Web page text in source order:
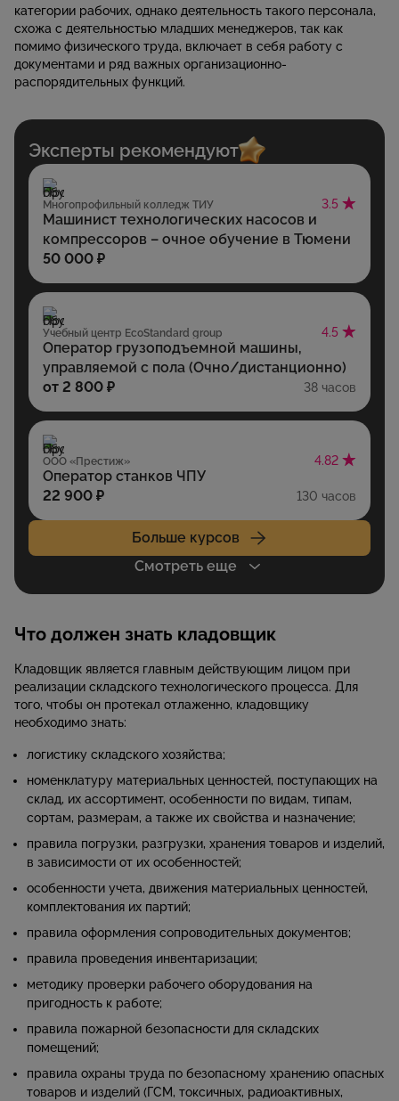
категории рабочих, однако деятельность такого персонала,
схожа с деятельностью младших менеджеров, так как
помимо физического труда, включает в себя работу с
документами и ряд важных организационно-
распорядительных функций.
Эксперты рекомендуют
Многопрофильный колледж ТИУ 3.5
Машинист технологических насосов и
компрессоров – очное обучение в Тюмени
50 000 ₽
Учебный центр EcoStandard group 4.5
Оператор грузоподъемной машины,
управляемой с пола (Очно/дистанционно)
от 2 800 ₽
38 часов
ООО «Престиж» 4.82
Оператор станков ЧПУ
22 900 ₽
130 часов
Больше курсов
Смотреть еще
Что должен знать кладовщик
Кладовщик является главным действующим лицом при
реализации складского технологического процесса. Для
того, чтобы он протекал отлаженно, кладовщику
необходимо знать:
логистику складского хозяйства;
номенклатуру материальных ценностей, поступающих на
склад, их ассортимент, особенности по видам, типам,
сортам, размерам, а также их свойства и назначение;
правила погрузки, разгрузки, хранения товаров и изделий,
в зависимости от их особенностей;
особенности учета, движения материальных ценностей,
комплектования их партий;
правила оформления сопроводительных документов;
правила проведения инвентаризации;
методику проверки рабочего оборудования на
пригодность к работе;
правила пожарной безопасности для складских
помещений;
правила охраны труда по безопасному хранению опасных
товаров и изделий (ГСМ, токсичных, радиоактивных,